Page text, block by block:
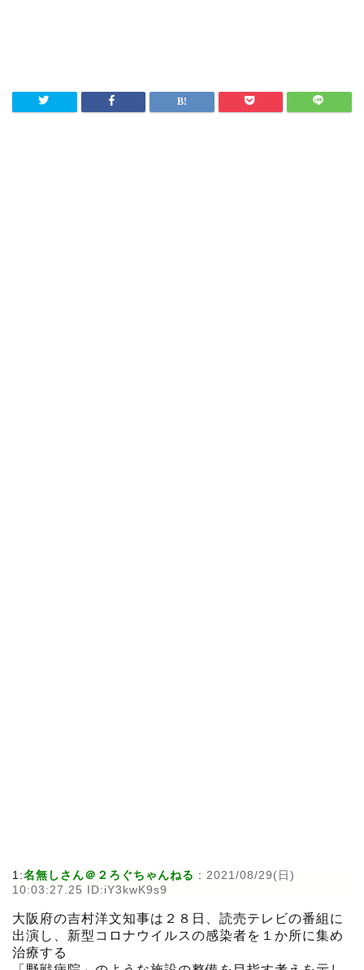
1:名無しさん＠２ろぐちゃんねる : 2021/08/29(日)
10:03:27.25 ID:iY3kwK9s9
大阪府の吉村洋文知事は２８日、読売テレビの番組に
出演し、新型コロナウイルスの感染者を１か所に集め
治療する